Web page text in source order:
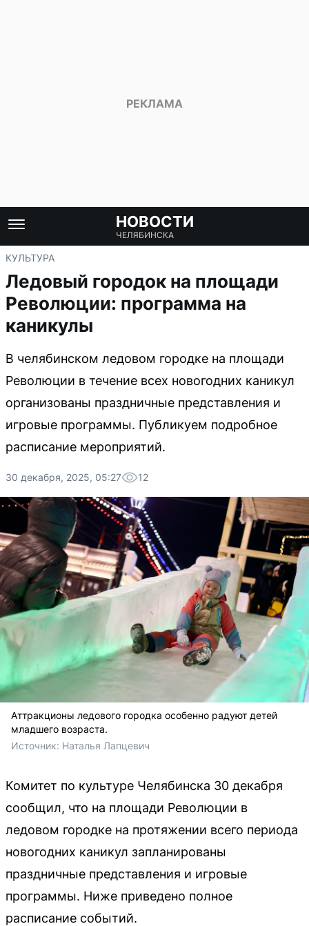
НОВОСТИ
ЧЕЛЯБИНСКА
КУЛЬТУРА
Ледовый городок на площади
Революции: программа на
каникулы
В челябинском ледовом городке на площади
Революции в течение всех новогодних каникул
организованы праздничные представления и
игровые программы. Публикуем подробное
расписание мероприятий.
30 декабря, 2025, 05:27 12
Аттракционы ледового городка особенно радуют детей
младшего возраста.
Источник: Наталья Лапцевич
Комитет по культуре Челябинска 30 декабря
сообщил, что на площади Революции в
ледовом городке на протяжении всего периода
новогодних каникул запланированы
праздничные представления и игровые
программы. Ниже приведено полное
расписание событий.